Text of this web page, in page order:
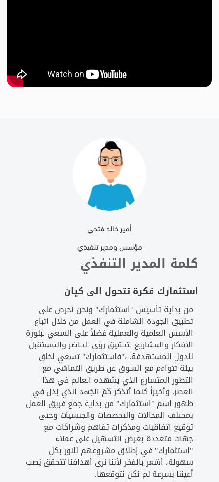
أمير خالد فتحي
مؤسس ومدير تنفيذي
كلمة المدير التنفذي
استثمارك فكرة تتحول الى كيان
من بداية تأسيس "استثمارك" ونحن نحرص على
تطبيق الجودة الشاملة في العمل من خلال اتباع
الأسس العلمية والعملية فضلاً على السعي لبلورة
الأفكار والمشاريع لتحقيق رؤى الحاضر والمستقبل
للدول المستهدفة. ،"فاستثمارك" تسعي لخلق
بيئة تتواءم مع السوق عن طريق التماشي مع
التطور المتسارع الذي يشهده العالم في هذا
العصر. وأخيراً كلما أتذكر كَمْ الجُهد الذي بُذل في
ظهور اسم "استثمارك" من بداية جمع فريق العمل
بمختلف المجالات والتخصصات والجنسيات وحتى
توقيع اتفاقيات ومذكرات تفاهم وشراكات مع
جهات متعددة بغرض التسهيل على عملاء
"استثمارك" في إطلاق مشروعهم للنور بكل
سهولة، أشعر بالفخر لأننا نرى أهدافَنا تتحقق نِصب
أعيننا بسرعة لم نكن نتوقعها.